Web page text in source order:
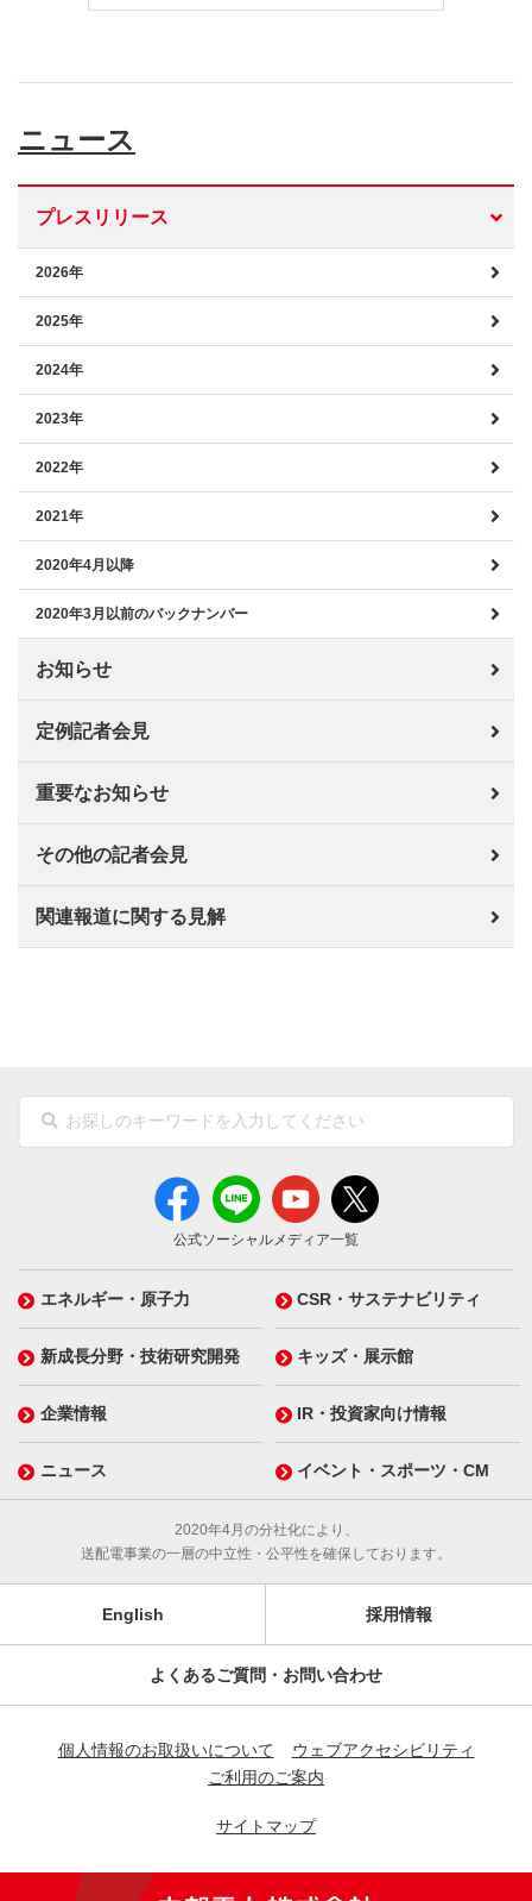
ニュース
プレスリリース
2026年
2025年
2024年
2023年
2022年
2021年
2020年4月以降
2020年3月以前のバックナンバー
お知らせ
定例記者会見
重要なお知らせ
その他の記者会見
関連報道に関する見解
公式ソーシャルメディア一覧
エネルギー・原子力 CSR・サステナビリティ
新成長分野・技術研究開発 キッズ・展示館
企業情報 IR・投資家向け情報
ニュース イベント・スポーツ・CM
2020年4月の分社化により、
送配電事業の一層の中立性・公平性を確保しております。
English 採用情報
よくあるご質問・お問い合わせ
個人情報のお取扱いについて
ウェブアクセシビリティ
ご利用のご案内
サイトマップ